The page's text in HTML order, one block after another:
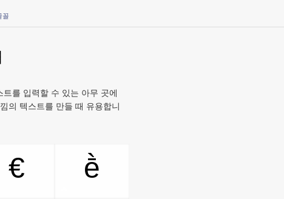
꼴
를 입력할 수 있는 아무 곳에
의 텍스트를 만들 때 유용합니
€
ḕ